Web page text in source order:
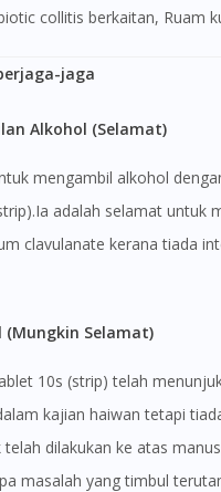
collitis berkaitan, Ruam
jaga
Alkohol (Selamat)
mengambil alkohol
adalah selamat untuk
clavulanate kerana tiada
(Mungkin Selamat)
10s (strip) telah
kajian haiwan tetapi
telah dilakukan ke atas
masalah yang timbul